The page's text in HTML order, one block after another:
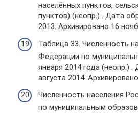
населённых пунктов,
пунктов) (неопр.) . Дата
2013. Архивировано 16
Таблица 33. Численность
Федерации по
января 2014 года (неопр.)
августа 2014.
Численность населения
по муниципальным